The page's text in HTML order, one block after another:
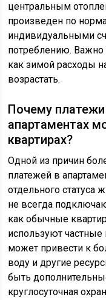
центральным
произведен по
индивидуальными
потреблению. Важно
как зимой расходы
возрастать.
Почему
апартаментах
квартирах?
Одной из причин
платежей в
отдельного статуса
не всегда
как обычные
используют
может привести к
воду и другие
быть
круглосуточная